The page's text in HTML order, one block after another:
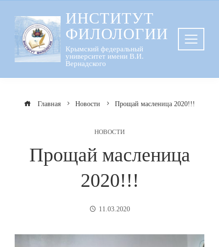
содержанию
ИНСТИТУТ
ФИЛОЛОГИИ
Крымский федеральный
университет имени В.И.
Вернадского
Главная Новости Прощай масленица 2020!!!
НОВОСТИ
Прощай масленица
2020!!!
11.03.2020